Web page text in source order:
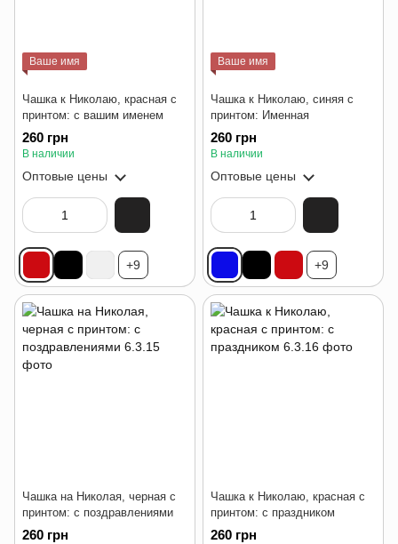
Ваше имя
Чашка к Николаю, красная с
принтом: с вашим именем
260 грн
В наличии
Оптовые цены
+9
Ваше имя
Чашка к Николаю, синяя с
принтом: Именная
260 грн
В наличии
Оптовые цены
+9
Чашка на Николая, черная с
принтом: с поздравлениями
260 грн
Чашка к Николаю, красная с
принтом: с праздником
260 грн